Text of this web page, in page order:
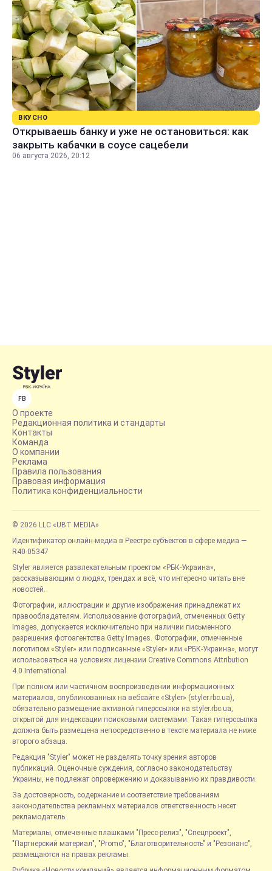
ВКУСНО
Открываешь банку и уже не остановиться: как
закрыть кабачки в соусе сацебели
06 августа 2026, 20:12
FB
О проекте
Редакционная политика и стандарты
Контакты
Команда
О компании
Реклама
Правила пользования
Правовая информация
Политика конфиденциальности
© 2026 LLC «UBT MEDIA»
Идентификатор онлайн-медиа в Реестре субъектов в сфере медиа —
R40-05347
Styler является развлекательным проектом «РБК-Украина»,
рассказывающим о людях, трендах и всё, что интересно читать вне
новостей.
Фотографии, иллюстрации и другие изображения принадлежат их
правообладателям. Использование фотографий, отмеченных Getty
Images, допускается исключительно при наличии письменного
разрешения фотоагентства Getty Images. Фотографии, отмеченные
логотипом «Styler» или подписанные «Styler» или «РБК-Украина», могут
использоваться на условиях лицензии Creative Commons Attribution
4.0 International.
При полном или частичном воспроизведении информационных
материалов, опубликованных на вебсайте «Styler» (styler.rbc.ua),
обязательно размещение активной гиперссылки на styler.rbc.ua,
открытой для индексации поисковыми системами. Такая гиперссылка
должна быть размещена непосредственно в тексте материала не ниже
второго абзаца.
Редакция "Styler" может не разделять точку зрения авторов
публикаций. Оценочные суждения, согласно законодательству
Украины, не подлежат опровержению и доказыванию их правдивости.
За достоверность, содержание и соответствие требованиям
законодательства рекламных материалов ответственность несет
рекламодатель.
Материалы, отмеченные плашками "Пресс-релиз", "Спецпроект",
"Партнерский материал", "Promo", "Благотворительность" и "Резонанс",
размещаются на правах рекламы.